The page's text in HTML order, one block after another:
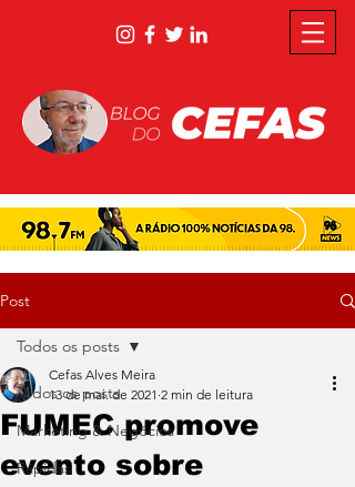
Post
Todos os posts
Marketing & Negócios
Rápidas
Todos os posts
FUMEC promove
evento sobre
Cefas Alves Meira
13 de mai. de 2021 2 min de leitura